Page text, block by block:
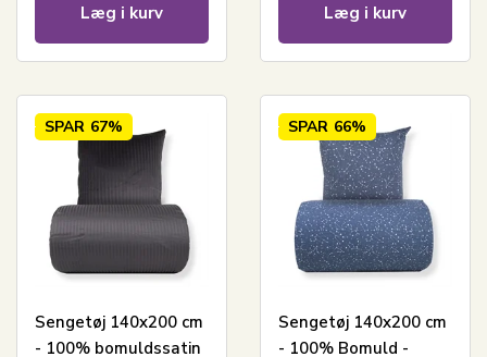
Læg i kurv Læg i kurv
SPAR 67%
Sengetøj 140x200 cm
- 100% bomuldssatin
SPAR 66%
Sengetøj 140x200 cm
- 100% Bomuld -